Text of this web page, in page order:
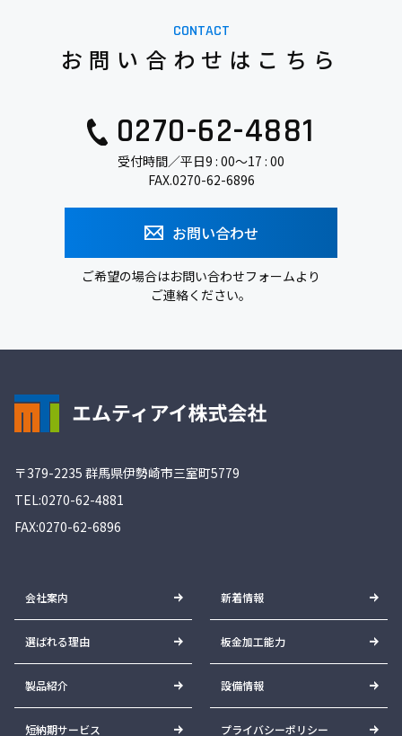
CONTACT
お問い合わせはこちら
0270-62-4881
受付時間／平日9 : 00～17 : 00
FAX.0270-62-6896
お問い合わせ
ご希望の場合はお問い合わせフォームより
ご連絡ください。
〒379-2235 群馬県伊勢崎市三室町5779
TEL:0270-62-4881
FAX:0270-62-6896
会社案内 新着情報
選ばれる理由 板金加工能力
製品紹介 設備情報
短納期サービス プライバシーポリシー